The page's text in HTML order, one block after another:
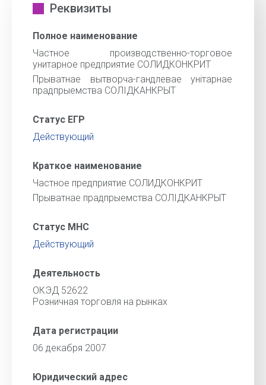
Реквизиты
Полное наименование
Частное производственно-торговое
унитарное предприятие СОЛИДКОНКРИТ
Прыватнае вытворча-гандлевае унiтарнае
прадпрыемства СОЛIДКАНКРЫТ
Статус ЕГР
Действующий
Краткое наименование
Частное предприятие СОЛИДКОНКРИТ
Прыватнае прадпрыемства СОЛIДКАНКРЫТ
Статус МНС
Действующий
Деятельность
ОКЭД 52622
Розничная торговля на рынках
Дата регистрации
06 декабря 2007
Юридический адрес